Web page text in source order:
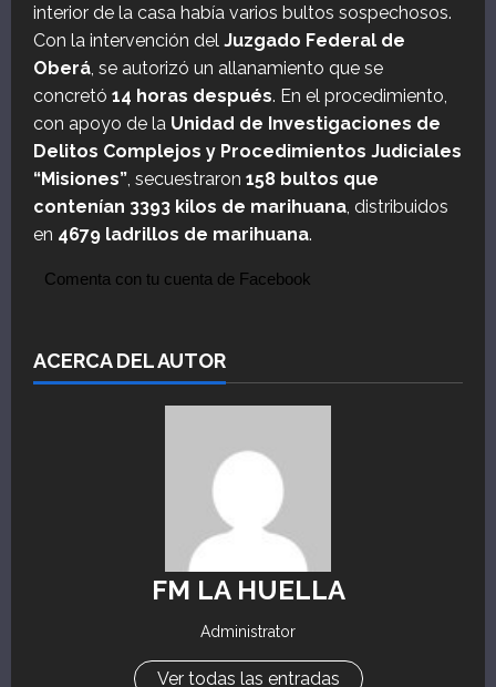
interior de la casa había varios bultos sospechosos.
Con la intervención del Juzgado Federal de
Oberá , se autorizó un allanamiento que se
concretó 14 horas después. En el procedimiento,
con apoyo de la Unidad de Investigaciones de
Delitos Complejos y Procedimientos Judiciales
“Misiones” , secuestraron 158 bultos que
contenían 3393 kilos de marihuana , distribuidos
en 4679 ladrillos de marihuana.
Comenta con tu cuenta de Facebook
ACERCA DEL AUTOR
FM LA HUELLA
Administrator
Ver todas las entradas